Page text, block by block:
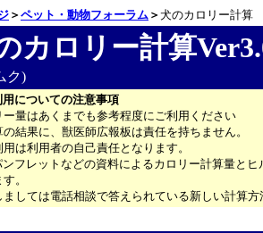
＞ ペット・動物フォーラム ＞ 犬のカロリー計算
カロリー計算
ク)
についての注意事項
量はあくまでも参考程度にご利用ください
結果に、獣医師広報板は責任を持ちません。
は利用者の自己責任となります。
フレットなどの資料によるカロリー計算量と
。
しては電話相談で答えられている新しい計算方